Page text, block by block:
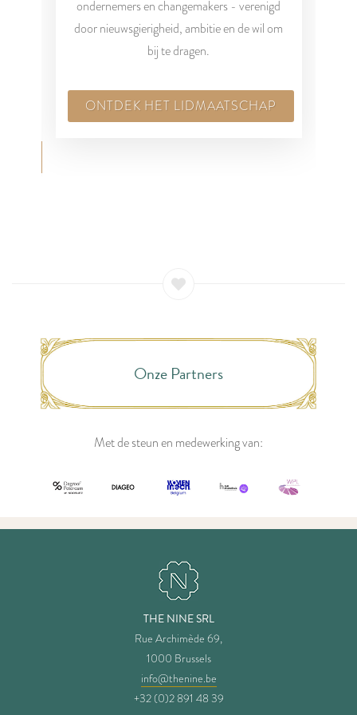
ondernemers en changemakers - verenigd
door nieuwsgierigheid, ambitie en de wil om
bij te dragen.
ONTDEK HET LIDMAATSCHAP
Onze Partners
Met de steun en medewerking van:
THE NINE SRL
Rue Archimède 69,
1000 Brussels
info@thenine.be
+32 (0)2 891 48 39